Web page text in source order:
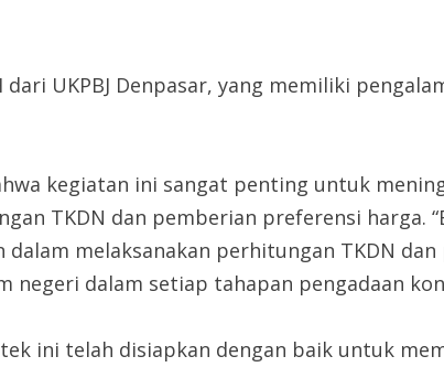
UKPBJ Denpasar, yang memiliki
kegiatan ini sangat penting untuk
TKDN dan pemberian preferensi harga.
melaksanakan perhitungan TKDN
dalam setiap tahapan pengadaan
ini telah disiapkan dengan baik untuk